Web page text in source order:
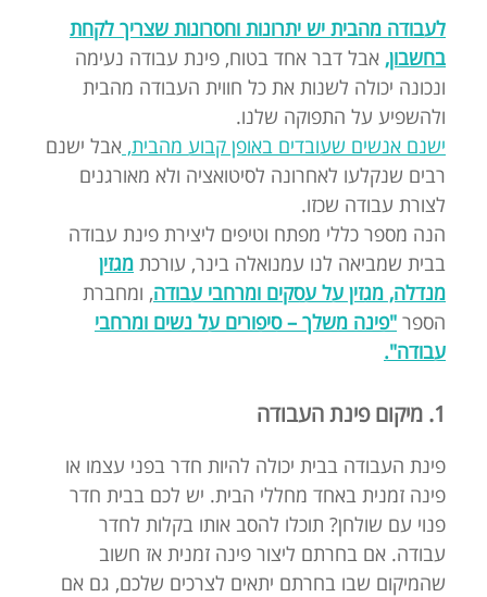
לעבודה מהבית יש יתרונות וחסרונות שצריך לקחת
בחשבון, אבל דבר אחד בטוח, פינת עבודה נעימה
ונכונה יכולה לשנות את כל חווית העבודה מהבית
ולהשפיע על התפוקה שלנו.
ישנם אנשים שעובדים באופן קבוע מהבית, אבל ישנם
רבים שנקלעו לאחרונה לסיטואציה ולא מאורגנים
לצורת עבודה שכזו.
הנה מספר כללי מפתח וטיפים ליצירת פינת עבודה
בבית שמביאה לנו עמנואלה בינר, עורכת מגזין
מנדלה, מגזין על עסקים ומרחבי עבודה, ומחברת
הספר "פינה משלך – סיפורים על נשים ומרחבי
עבודה".
1. מיקום פינת העבודה
פינת העבודה בבית יכולה להיות חדר בפני עצמו או
פינה זמנית באחד מחללי הבית. יש לכם בבית חדר
פנוי עם שולחן? תוכלו להסב אותו בקלות לחדר
עבודה. אם בחרתם ליצור פינה זמנית אז חשוב
שהמיקום שבו בחרתם יתאים לצרכים שלכם, גם אם